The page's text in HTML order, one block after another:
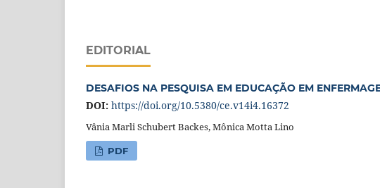
EDITORIAL
DESAFIOS NA PESQUISA EM EDUCAÇÃO EM
DOI: https://doi.org/10.5380/ce.v14i4.16372
Vânia Marli Schubert Backes, Mônica Motta Lino
PDF